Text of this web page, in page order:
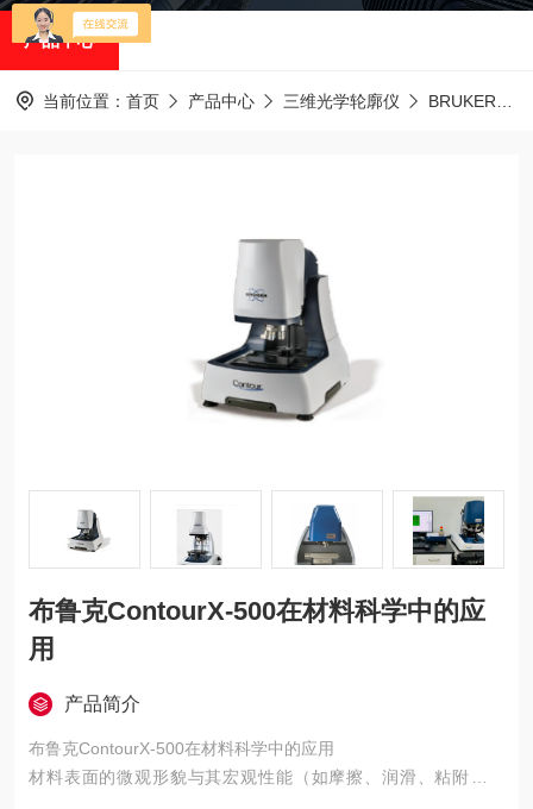
产品中心
当前位置： 首页 产品中心 三维光学轮廓仪 BRUKER白光干涉光学轮廓仪
布鲁克ContourX-500在材料科学中的应
用
产品简介
布鲁克ContourX-500在材料科学中的应用
材料表面的微观形貌与其宏观性能（如摩擦、润滑、粘附、光